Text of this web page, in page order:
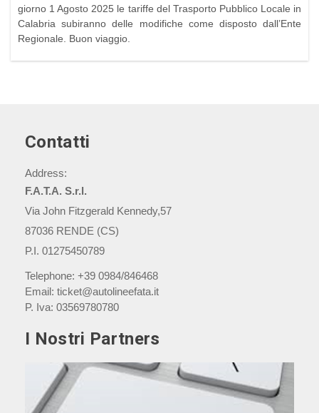
giorno 1 Agosto 2025 le tariffe del Trasporto Pubblico Locale in
Calabria subiranno delle modifiche come disposto dall’Ente
Regionale. Buon viaggio.
Contatti
Address:
F.A.T.A. S.r.l.
Via John Fitzgerald Kennedy,57
87036 RENDE (CS)
P.I. 01275450789
Telephone: +39 0984/846468
Email: ticket@autolineefata.it
P. Iva: 03569780780
I Nostri Partners